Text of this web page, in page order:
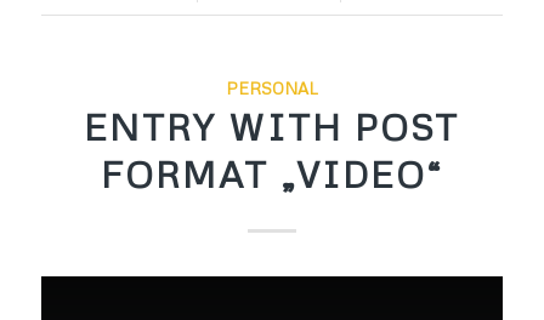
PERSONAL
ENTRY WITH POST
FORMAT „VIDEO“